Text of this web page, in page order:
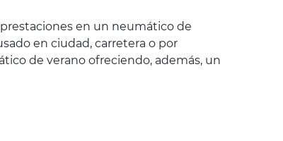
en un neumático de
en ciudad, carretera o por
de verano ofreciendo, además, un